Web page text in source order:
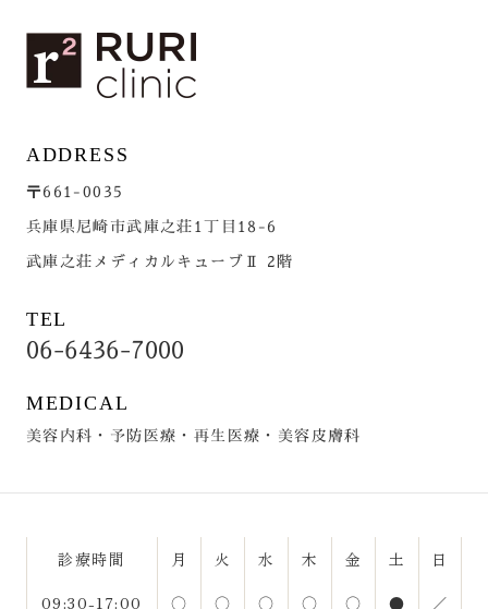
ADDRESS
〒661-0035
兵庫県尼崎市武庫之荘1丁目18-6
武庫之荘メディカルキューブⅡ 2階
TEL
06-6436-7000
MEDICAL
美容内科・予防医療・再生医療・美容皮膚科
診療時間 月 火 水 木 金 土
日
09:30-17:00
○ ○ ○ ○ ○ ● ／